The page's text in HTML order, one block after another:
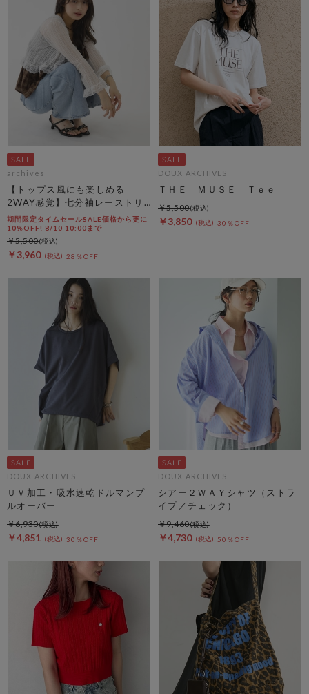
archives
【トップス風にも楽しめる
2WAY感覚】七分袖レーストリ
ム透かしニットカーディガン
期間限定タイムセールSALE価格から更に
10%OFF! 8/10 10:00まで
￥3,960 28％OFF
￥5,500
DOUX ARCHIVES
ＴＨＥ ＭＵＳＥ Ｔｅｅ
￥3,850 30％OFF
￥5,500
DOUX ARCHIVES
ＵＶ加工・吸水速乾ドルマンプ
ルオーバー
￥4,851 30％OFF
￥6,930
DOUX ARCHIVES
シアー２ＷＡＹシャツ（ストラ
イプ／チェック）
￥4,730 50％OFF
￥9,460